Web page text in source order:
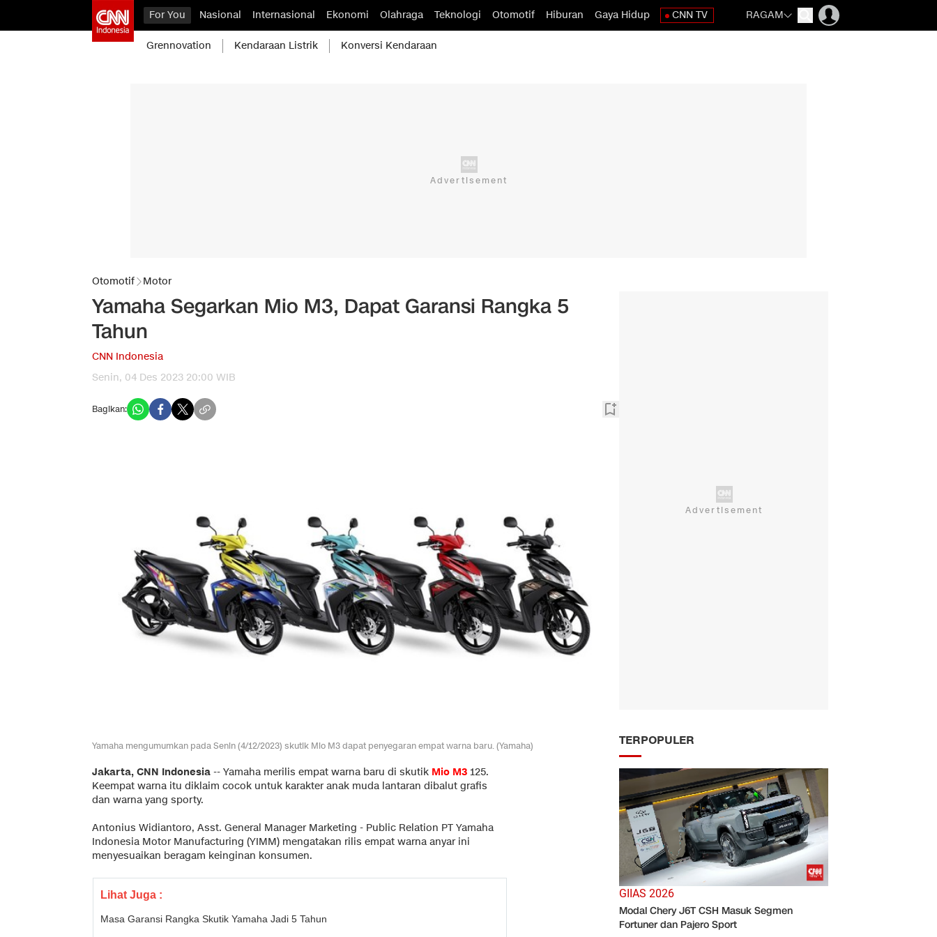
For You Nasional Internasional Ekonomi Olahraga Teknologi Otomotif Hiburan Gaya Hidup CNN TV RAGAM
Grennovation Kendaraan Listrik Konversi Kendaraan
Otomotif Motor
Yamaha Segarkan Mio M3, Dapat Garansi Rangka 5
Tahun
CNN Indonesia
Senin, 04 Des 2023 20:00 WIB
Bagikan:
Yamaha mengumumkan pada Senin (4/12/2023) skutik Mio M3 dapat penyegaran empat warna baru. (Yamaha)
Jakarta, CNN Indonesia -- Yamaha merilis empat warna baru di skutik Mio M3 125.
Keempat warna itu diklaim cocok untuk karakter anak muda lantaran dibalut grafis
dan warna yang sporty.
Antonius Widiantoro, Asst. General Manager Marketing - Public Relation PT Yamaha
Indonesia Motor Manufacturing (YIMM) mengatakan rilis empat warna anyar ini
menyesuaikan beragam keinginan konsumen.
Lihat Juga :
Masa Garansi Rangka Skutik Yamaha Jadi 5 Tahun
TERPOPULER
GIIAS 2026
Modal Chery J6T CSH Masuk Segmen
Fortuner dan Pajero Sport